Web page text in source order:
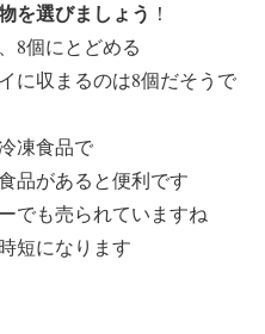
を選びましょう ！
8個にとどめる
に収まるのは8個だそうで
凍食品で
品があると便利です
でも売られていますね
短になります